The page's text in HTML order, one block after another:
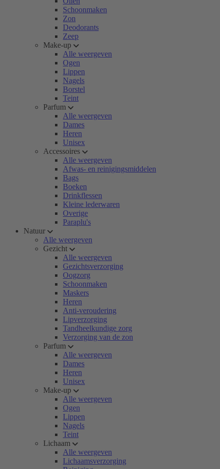
Schoonmaken
Zon
Deodorants
Zeep
Make-up
Alle weergeven
Ogen
Lippen
Nagels
Borstel
Teint
Parfum
Alle weergeven
Dames
Heren
Unisex
Accessoires
Alle weergeven
Afwas- en reinigingsmiddelen
Bags
Boeken
Drinkflessen
Kleine lederwaren
Overige
Paraplu's
Natuur
Alle weergeven
Gezicht
Alle weergeven
Gezichtsverzorging
Oogzorg
Schoonmaken
Maskers
Heren
Anti-veroudering
Lipverzorging
Tandheelkundige zorg
Verzorging van de zon
Parfum
Alle weergeven
Dames
Heren
Unisex
Make-up
Alle weergeven
Ogen
Lippen
Nagels
Teint
Lichaam
Alle weergeven
Lichaamsverzorging